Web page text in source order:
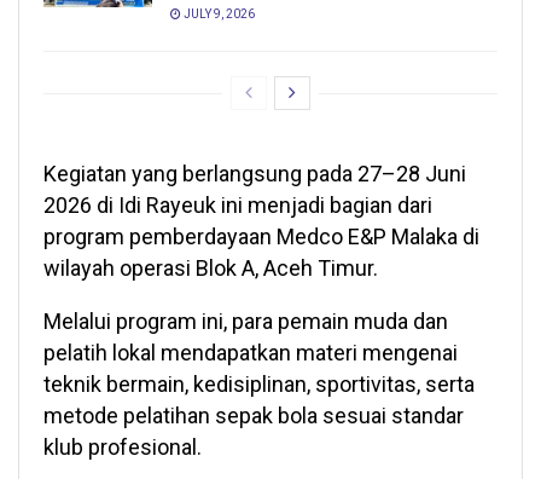
JULY 9, 2026
Kegiatan yang berlangsung pada 27–28 Juni
2026 di Idi Rayeuk ini menjadi bagian dari
program pemberdayaan Medco E&P Malaka di
wilayah operasi Blok A, Aceh Timur.
Melalui program ini, para pemain muda dan
pelatih lokal mendapatkan materi mengenai
teknik bermain, kedisiplinan, sportivitas, serta
metode pelatihan sepak bola sesuai standar
klub profesional.